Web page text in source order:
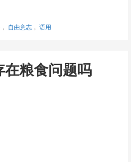
， 自由意志， 语用
粮食问题吗